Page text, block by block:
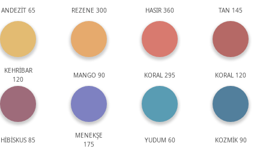
ANDEZİT 65 REZENE 300 HASIR 360 TAN 145
KEHRİBAR
120
MANGO 90 KORAL 295 KORAL 120
HİBİSKUS 85
MENEKŞE
175
YUDUM 60 KOZMİK 90